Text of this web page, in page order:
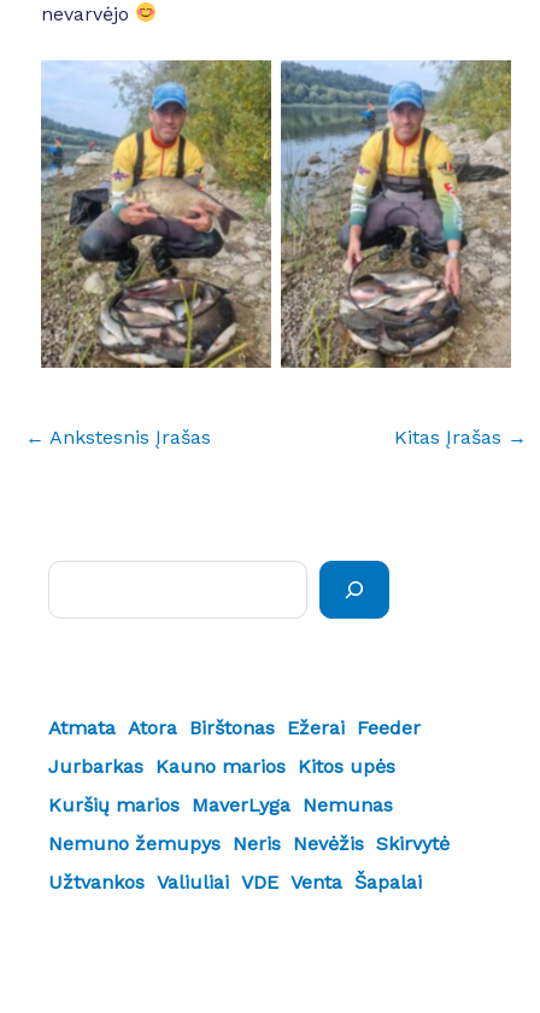
nevarvėjo
No Caption No Caption
← Ankstesnis Įrašas Kitas Įrašas →
Atmata Atora Birštonas Ežerai Feeder
Jurbarkas Kauno marios Kitos upės
Kuršių marios MaverLyga Nemunas
Nemuno žemupys Neris Nevėžis Skirvytė
Užtvankos Valiuliai VDE Venta Šapalai